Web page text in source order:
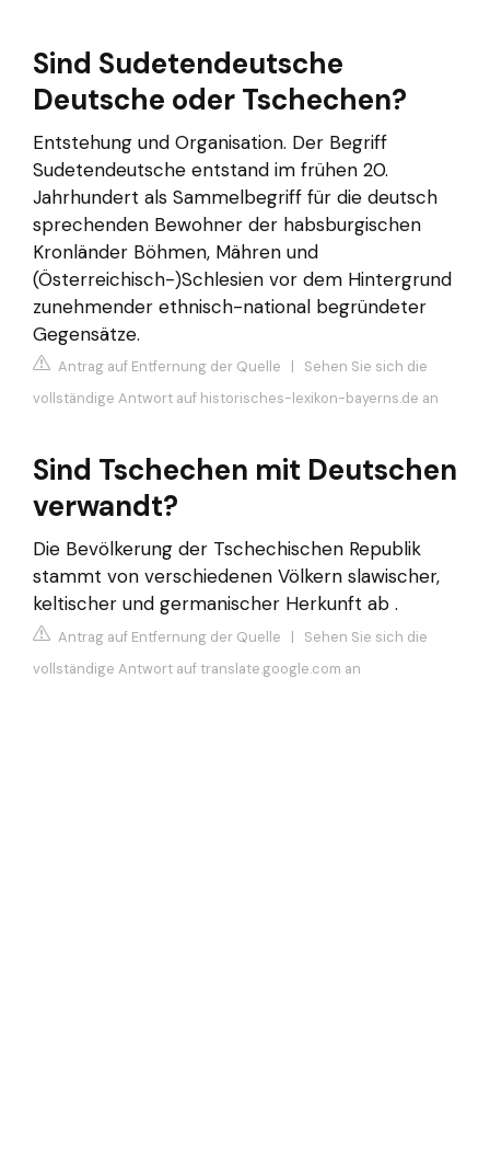
Sind Sudetendeutsche
Deutsche oder Tschechen?
Entstehung und Organisation. Der Begriff
Sudetendeutsche entstand im frühen 20.
Jahrhundert als Sammelbegriff für die deutsch
sprechenden Bewohner der habsburgischen
Kronländer Böhmen, Mähren und
(Österreichisch-)Schlesien vor dem Hintergrund
zunehmender ethnisch-national begründeter
Gegensätze.
Antrag auf Entfernung der Quelle | Sehen Sie sich die
vollständige Antwort auf historisches-lexikon-bayerns.de an
Sind Tschechen mit Deutschen
verwandt?
Die Bevölkerung der Tschechischen Republik
stammt von verschiedenen Völkern slawischer,
keltischer und germanischer Herkunft ab .
Antrag auf Entfernung der Quelle | Sehen Sie sich die
vollständige Antwort auf translate.google.com an